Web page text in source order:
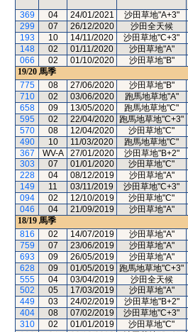
369 04 24/01/2021 沙田草地"A+3"
299
07 26/12/2020 沙田全天候
193
10 14/11/2020 沙田草地"C+3"
148
02 01/11/2020 沙田草地"A"
066
02 01/10/2020 沙田草地"B"
19/20 馬季
775
08 27/06/2020 沙田草地"B"
710
02 03/06/2020 跑馬地草地"A"
658
09 13/05/2020 跑馬地草地"C"
595
02 22/04/2020 跑馬地草地"C+3"
570
08 12/04/2020 沙田草地"C"
490
10 11/03/2020 跑馬地草地"C"
367
WV-A 27/01/2020 沙田草地"B+2"
303
07 01/01/2020 沙田草地"C"
228
04 08/12/2019 沙田草地"A"
149
11 03/11/2019 沙田草地"C+3"
094
02 12/10/2019 沙田草地"C"
046
04 21/09/2019 沙田草地"A"
18/19 馬季
816
02 14/07/2019 沙田草地"A"
759
07 23/06/2019 沙田草地"A"
693
09 26/05/2019 沙田草地"A"
628
09 01/05/2019 跑馬地草地"C+3"
555
04 03/04/2019 沙田全天候
502
05 17/03/2019 沙田草地"A"
449
03 24/02/2019 沙田草地"B+2"
404
08 07/02/2019 沙田草地"C+3"
310
02 01/01/2019 沙田草地"C"